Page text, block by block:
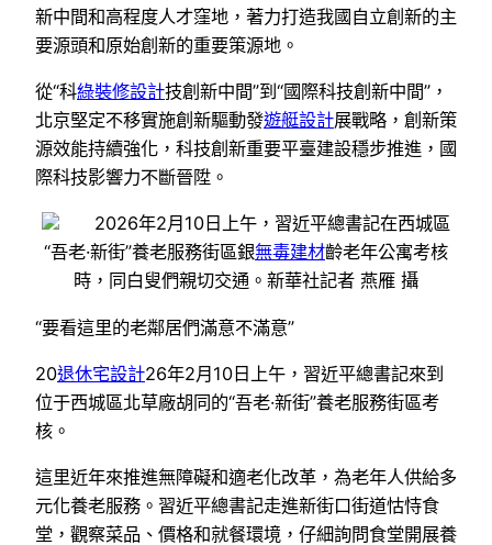
新中間和高程度人才窪地，著力打造我國自立創新的主
要源頭和原始創新的重要策源地。
從“科綠裝修設計技創新中間”到“國際科技創新中間”，
北京堅定不移實施創新驅動發遊艇設計展戰略，創新策
源效能持續強化，科技創新重要平臺建設穩步推進，國
際科技影響力不斷晉陞。
2026年2月10日上午，習近平總書記在西城區
“吾老·新街”養老服務街區銀無毒建材齡老年公寓考核
時，同白叟們親切交通。新華社記者 燕雁 攝
“要看這里的老鄰居們滿意不滿意”
20退休宅設計26年2月10日上午，習近平總書記來到
位于西城區北草廠胡同的“吾老·新街”養老服務街區考
核。
這里近年來推進無障礙和適老化改革，為老年人供給多
元化養老服務。習近平總書記走進新街口街道怙恃食
堂，觀察菜品、價格和就餐環境，仔細詢問食堂開展養